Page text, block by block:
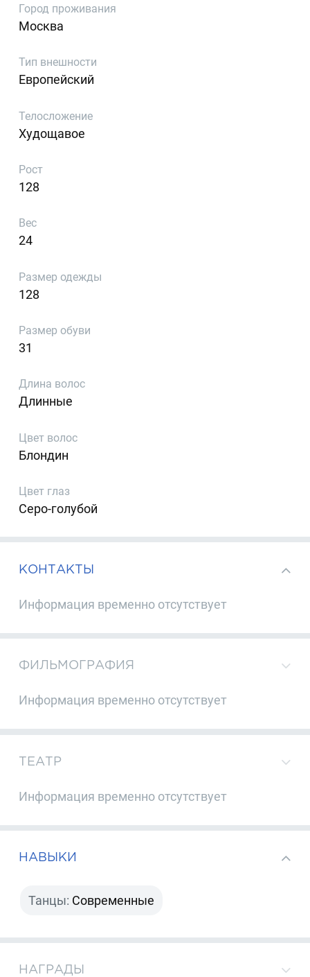
Город проживания
Москва
Тип внешности
Европейский
Телосложение
Худощавое
Рост
128
Вес
24
Размер одежды
128
Размер обуви
31
Длина волос
Длинные
Цвет волос
Блондин
Цвет глаз
Серо-голубой
КОНТАКТЫ
Информация временно отсутствует
ФИЛЬМОГРАФИЯ
Информация временно отсутствует
ТЕАТР
Информация временно отсутствует
НАВЫКИ
Танцы: Современные
НАГРАДЫ